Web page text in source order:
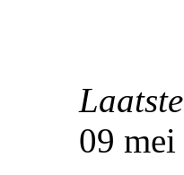
09